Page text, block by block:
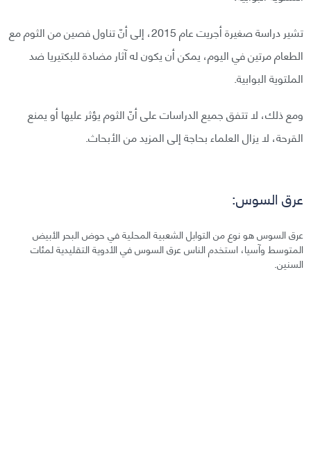
تشير دراسة صغيرة أجريت عام 2015، إلى أنّ تناول فصين من الثوم مع
الطعام مرتين في اليوم، يمكن أن يكون له آثار مضادة للبكتيريا ضد
الملتوية البوابية.
ومع ذلك، لا تتفق جميع الدراسات على أنّ الثوم يؤثر عليها أو يمنع
القرحة، لا يزال العلماء بحاجة إلى المزيد من الأبحاث.
عرق السوس:
عرق السوس هو نوع من التوابل الشعبية المحلية في حوض البحر الأبيض
المتوسط وآسيا، استخدم الناس عرق السوس في الأدوية التقليدية لمئات
السنين.